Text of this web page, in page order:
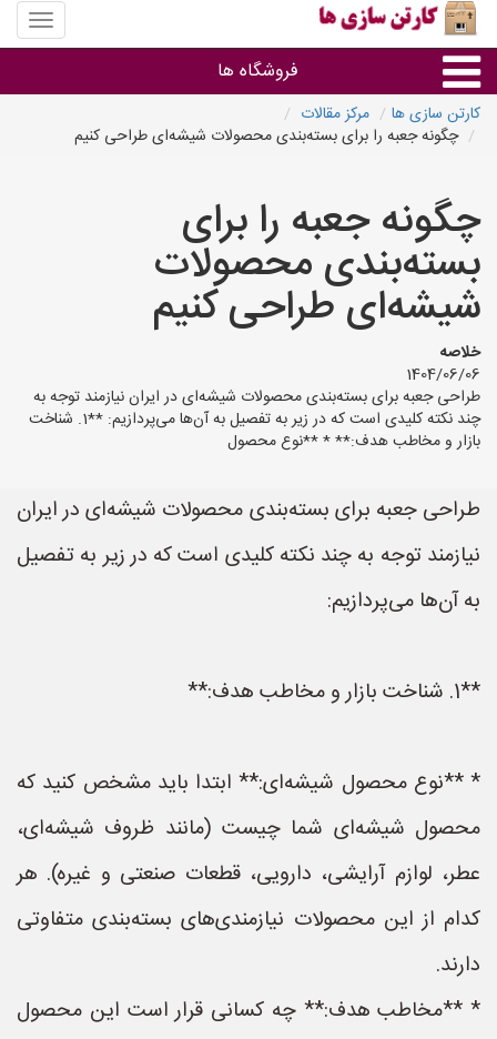
منوی
سایت
سازی
فروشگاه ها
کارتن جعبه
سایر گروه ها
فروشنده های کارتن جعبه
کارتن سازی ها
مرکز مقالات
چگونه جعبه را برای بسته‌بندی محصولات شیشه‌ای طراحی کنیم
چگونه جعبه را برای
بسته‌بندی محصولات
شیشه‌ای طراحی کنیم
خلاصه
1404/06/06
طراحی جعبه برای بسته‌بندی محصولات شیشه‌ای در ایران نیازمند توجه به
چند نکته کلیدی است که در زیر به تفصیل به آن‌ها می‌پردازیم: **1. شناخت
بازار و مخاطب هدف:** * **نوع محصول
طراحی جعبه برای بسته‌بندی محصولات شیشه‌ای در ایران
نیازمند توجه به چند نکته کلیدی است که در زیر به تفصیل
به آن‌ها می‌پردازیم:
**1. شناخت بازار و مخاطب هدف:**
* **نوع محصول شیشه‌ای:** ابتدا باید مشخص کنید که
محصول شیشه‌ای شما چیست (مانند ظروف شیشه‌ای،
عطر، لوازم آرایشی، دارویی، قطعات صنعتی و غیره). هر
کدام از این محصولات نیازمندی‌های بسته‌بندی متفاوتی
دارند.
* **مخاطب هدف:** چه کسانی قرار است این محصول